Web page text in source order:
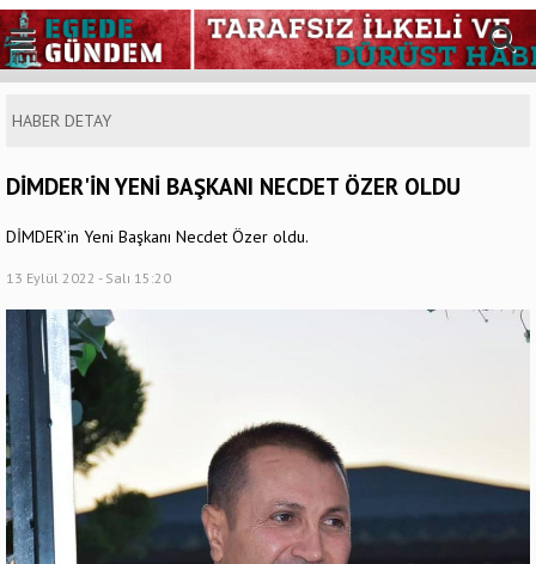
HABER DETAY
DİMDER'İN YENİ BAŞKANI NECDET ÖZER OLDU
DİMDER’in Yeni Başkanı Necdet Özer oldu.
13 Eylül 2022 - Salı 15:20